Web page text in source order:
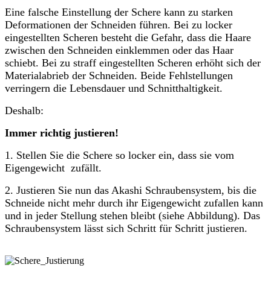
Eine falsche Einstellung der Schere kann zu starken
Deformationen der Schneiden führen. Bei zu locker
eingestellten Scheren besteht die Gefahr, dass die Haare
zwischen den Schneiden einklemmen oder das Haar
schiebt. Bei zu straff eingestellten Scheren erhöht sich der
Materialabrieb der Schneiden. Beide Fehlstellungen
verringern die Lebensdauer und Schnitthaltigkeit.
Deshalb:
Immer richtig justieren!
1. Stellen Sie die Schere so locker ein, dass sie vom
Eigengewicht zufällt.
2. Justieren Sie nun das Akashi Schraubensystem, bis die
Schneide nicht mehr durch ihr Eigengewicht zufallen kann
und in jeder Stellung stehen bleibt (siehe Abbildung). Das
Schraubensystem lässt sich Schritt für Schritt justieren.